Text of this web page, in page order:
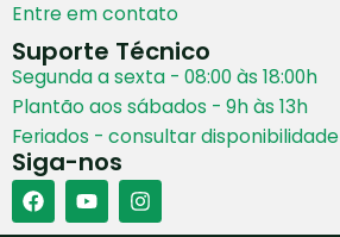
Entre em contato
Suporte Técnico
Segunda a sexta - 08:00 às 18:00h
Plantão aos sábados - 9h às 13h
Feriados - consultar disponibilidade
Siga-nos